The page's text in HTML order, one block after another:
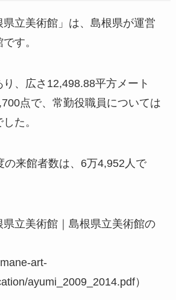
立美術館」は、島根県が運営
す。
、広さ12,498.88平方メート
点で、常勤役職員については
た。
の来館者数は、6万4,952人で
立美術館｜島根県立美術館の
art-
ayumi_2009_2014.pdf）